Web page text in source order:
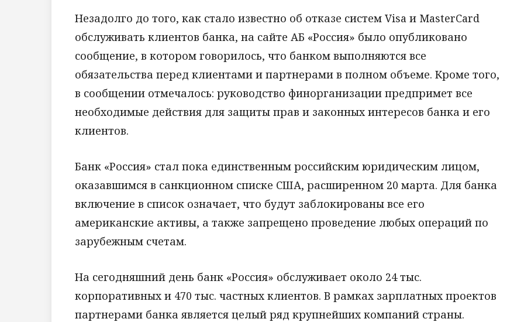
Незадолго до того, как стало известно об отказе систем Visa и MasterCard
обслуживать клиентов банка, на сайте АБ «Россия» было опубликовано
сообщение, в котором говорилось, что банком выполняются все
обязательства перед клиентами и партнерами в полном объеме. Кроме того,
в сообщении отмечалось: руководство финорганизации предпримет все
необходимые действия для защиты прав и законных интересов банка и его
клиентов.
Банк «Россия» стал пока единственным российским юридическим лицом,
оказавшимся в санкционном списке США, расширенном 20 марта. Для банка
включение в список означает, что будут заблокированы все его
американские активы, а также запрещено проведение любых операций по
зарубежным счетам.
На сегодняшний день банк «Россия» обслуживает около 24 тыс.
корпоративных и 470 тыс. частных клиентов. В рамках зарплатных проектов
партнерами банка является целый ряд крупнейших компаний страны.